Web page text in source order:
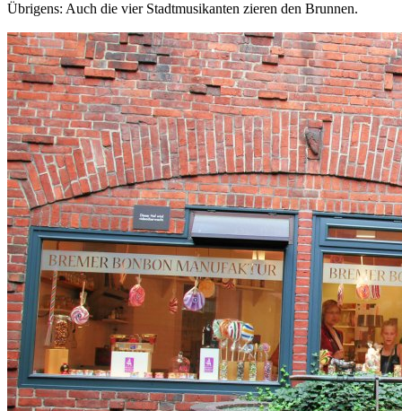
Übrigens: Auch die vier Stadtmusikanten zieren den Brunnen.